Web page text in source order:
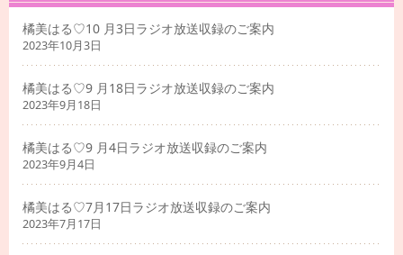
橘美はる♡10 月3日ラジオ放送収録のご案内
2023年10月3日
橘美はる♡9 月18日ラジオ放送収録のご案内
2023年9月18日
橘美はる♡9 月4日ラジオ放送収録のご案内
2023年9月4日
橘美はる♡7月17日ラジオ放送収録のご案内
2023年7月17日